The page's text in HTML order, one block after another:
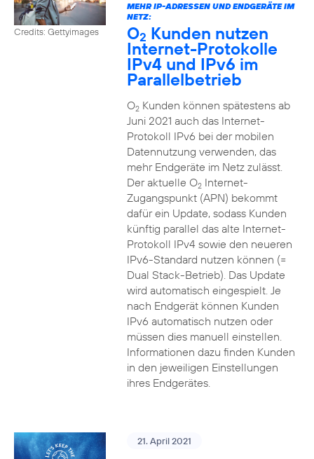
Credits: Gettyimages
MEHR IP-ADRESSEN UND ENDGERÄTE IM
NETZ:
O2 Kunden nutzen
Internet-Protokolle
IPv4 und IPv6 im
Parallelbetrieb
O2Kunden können spätestens ab
Juni 2021 auch das Internet-
Protokoll IPv6 bei der mobilen
Datennutzung verwenden, das
mehr Endgeräte im Netz zulässt.
Der aktuelle O2Internet-
Zugangspunkt (APN) bekommt
dafür ein Update, sodass Kunden
künftig parallel das alte Internet-
Protokoll IPv4 sowie den neueren
IPv6-Standard nutzen können (=
Dual Stack-Betrieb). Das Update
wird automatisch eingespielt. Je
nach Endgerät können Kunden
IPv6 automatisch nutzen oder
müssen dies manuell einstellen.
Informationen dazu finden Kunden
in den jeweiligen Einstellungen
ihres Endgerätes.
21. April 2021